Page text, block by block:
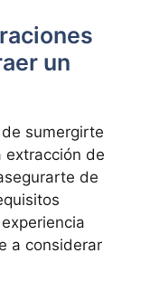
un
sumergirte
extracción‍ de
de
a considerar